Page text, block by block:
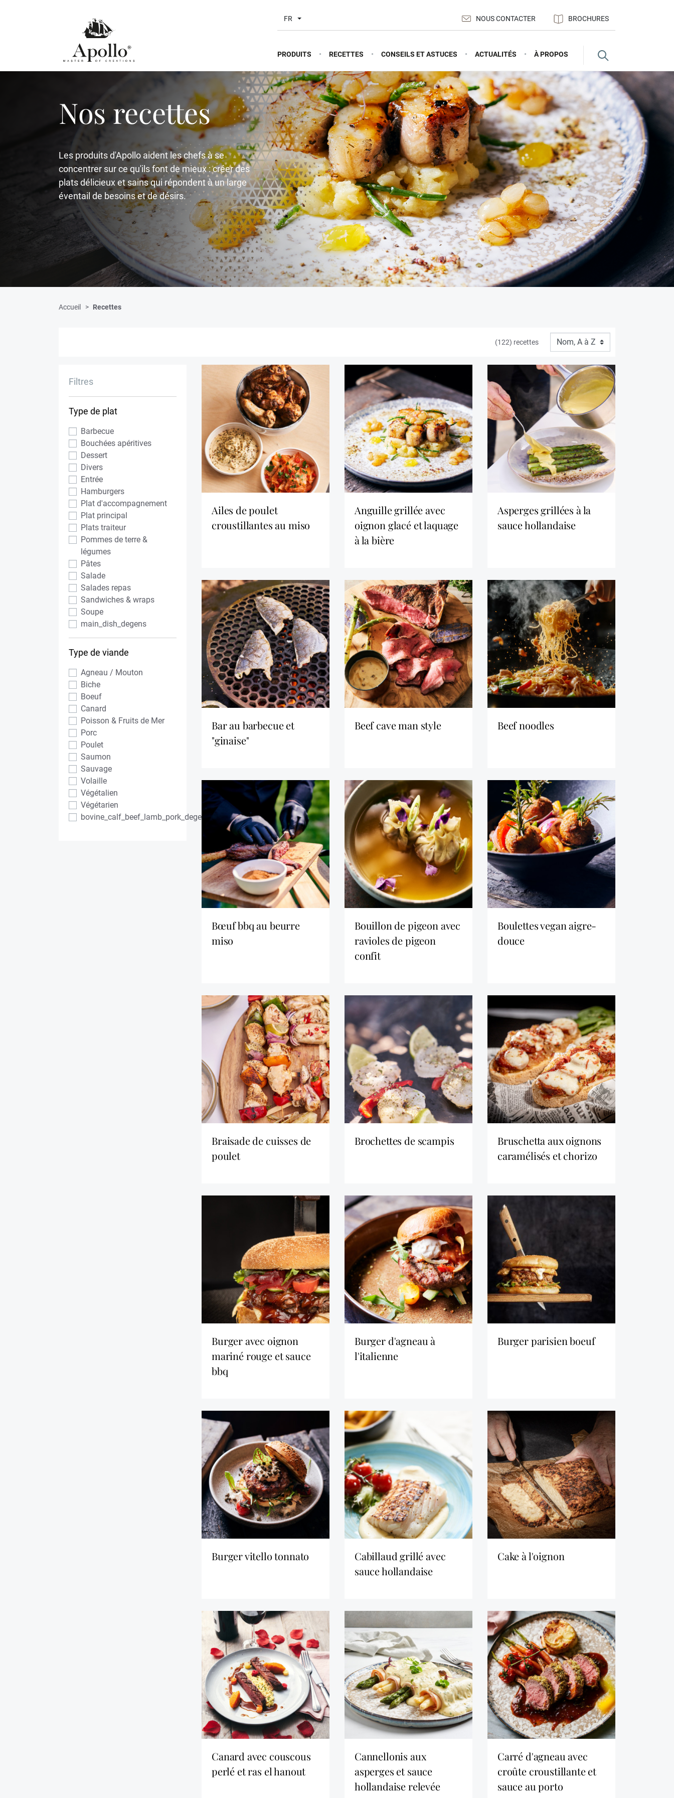
FR NOUS CONTACTER BROCHURES
PRODUITS RECETTES CONSEILS ET ASTUCES ACTUALITÉS À PROPOS
Nos recettes
Les produits d'Apollo aident les chefs à se
concentrer sur ce qu'ils font de mieux : créer des
plats délicieux et sains qui répondent à un large
éventail de besoins et de désirs.
Accueil Recettes
(122) recettes
Filtres
Type de plat
Barbecue
Bouchées apéritives
Dessert
Divers
Entrée
Hamburgers
Plat d'accompagnement
Plat principal
Plats traiteur
Pommes de terre &
légumes
Pâtes
Salade
Salades repas
Sandwiches & wraps
Soupe
main_dish_degens
Type de viande
Agneau / Mouton
Biche
Boeuf
Canard
Poisson & Fruits de Mer
Porc
Poulet
Saumon
Sauvage
Volaille
Végétalien
Végétarien
bovine_calf_beef_lamb_pork_degens
ailes de poulet
croustillantes au miso
anguille grillée avec
oignon glacé et laquage
à la bière
asperges grillées à la
sauce hollandaise
bar au barbecue et
"ginaise"
beef cave man style beef noodles
bœuf bbq au beurre
miso
bouillon de pigeon avec
ravioles de pigeon
confit
boulettes vegan aigre-
douce
braisade de cuisses de
poulet
brochettes de scampis
bruschetta aux oignons
caramélisés et chorizo
burger avec oignon
mariné rouge et sauce
bbq
burger d'agneau à
l'italienne
burger parisien boeuf
burger vitello tonnato
cabillaud grillé avec
sauce hollandaise
cake à l'oignon
canard avec couscous
perlé et ras el hanout
cannellonis aux
asperges et sauce
hollandaise relevée
carré d'agneau avec
croûte croustillante et
sauce au porto